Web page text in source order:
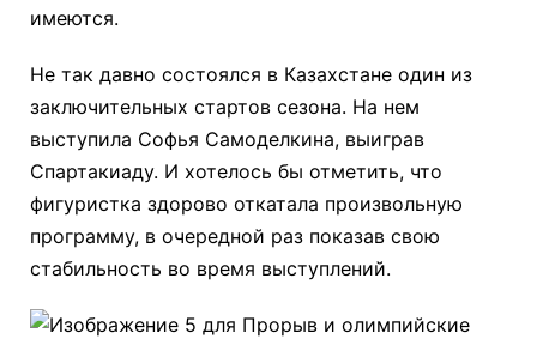
имеются.
Не так давно состоялся в Казахстане один из
заключительных стартов сезона. На нем
выступила Софья Самоделкина, выиграв
Спартакиаду. И хотелось бы отметить, что
фигуристка здорово откатала произвольную
программу, в очередной раз показав свою
стабильность во время выступлений.